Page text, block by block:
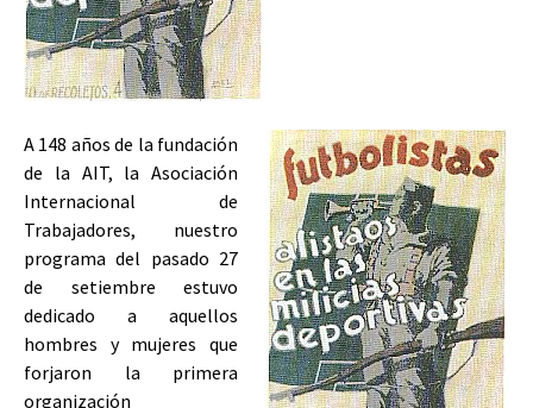
A 148 años de la fundación
de la AIT, la Asociación
Internacional de
Trabajadores, nuestro
programa del pasado 27
de setiembre estuvo
dedicado a aquellos
hombres y mujeres que
forjaron la primera
organización